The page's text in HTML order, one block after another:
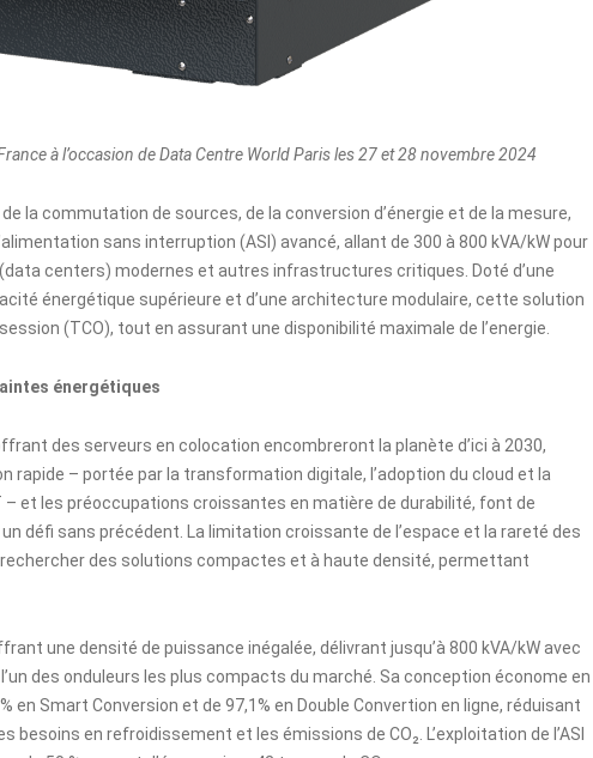
à l’occasion de Data Centre World Paris les 27 et 28 novembre 2024
la commutation de sources, de la conversion d’énergie et de la mesure,
sans interruption (ASI) avancé, allant de 300 à 800 kVA/kW pour
centers) modernes et autres infrastructures critiques. Doté d’une
énergétique supérieure et d’une architecture modulaire, cette solution
(TCO), tout en assurant une disponibilité maximale de l’energie.
énergétiques
des serveurs en colocation encombreront la planète d’ici à 2030,
rapide – portée par la transformation digitale, l’adoption du cloud et la
et les préoccupations croissantes en matière de durabilité, font de
défi sans précédent. La limitation croissante de l’espace et la rareté des
des solutions compactes et à haute densité, permettant
une densité de puissance inégalée, délivrant jusqu’à 800 kVA/kW avec
des onduleurs les plus compacts du marché. Sa conception économe en
en Smart Conversion et de 97,1% en Double Convertion en ligne, réduisant
en refroidissement et les émissions de CO₂. L’exploitation de l’ASI